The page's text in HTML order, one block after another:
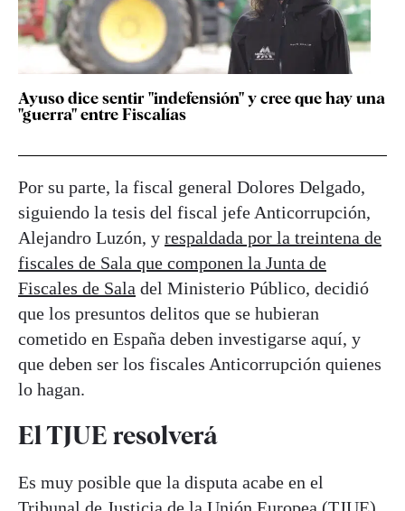
Ayuso dice sentir "indefensión" y cree que hay una
"guerra" entre Fiscalías
Por su parte, la fiscal general Dolores Delgado,
siguiendo la tesis del fiscal jefe Anticorrupción,
Alejandro Luzón, y respaldada por la treintena de
fiscales de Sala que componen la Junta de
Fiscales de Sala del Ministerio Público, decidió
que los presuntos delitos que se hubieran
cometido en España deben investigarse aquí, y
que deben ser los fiscales Anticorrupción quienes
lo hagan.
El TJUE resolverá
Es muy posible que la disputa acabe en el
Tribunal de Justicia de la Unión Europea (TJUE)